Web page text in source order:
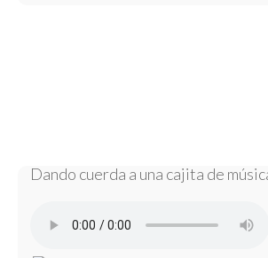
Dando cuerda a una cajita de